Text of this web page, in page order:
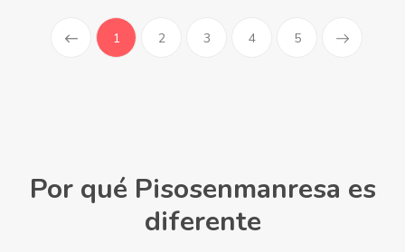
1(current)
2 3 4 5
Por qué Pisosenmanresa es
diferente